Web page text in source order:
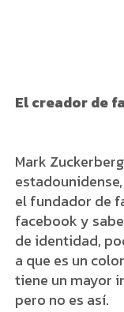
El creador de
Mark
el fundador de
facebook y
de identidad,
a que es un
tiene un mayor
pero no es así.